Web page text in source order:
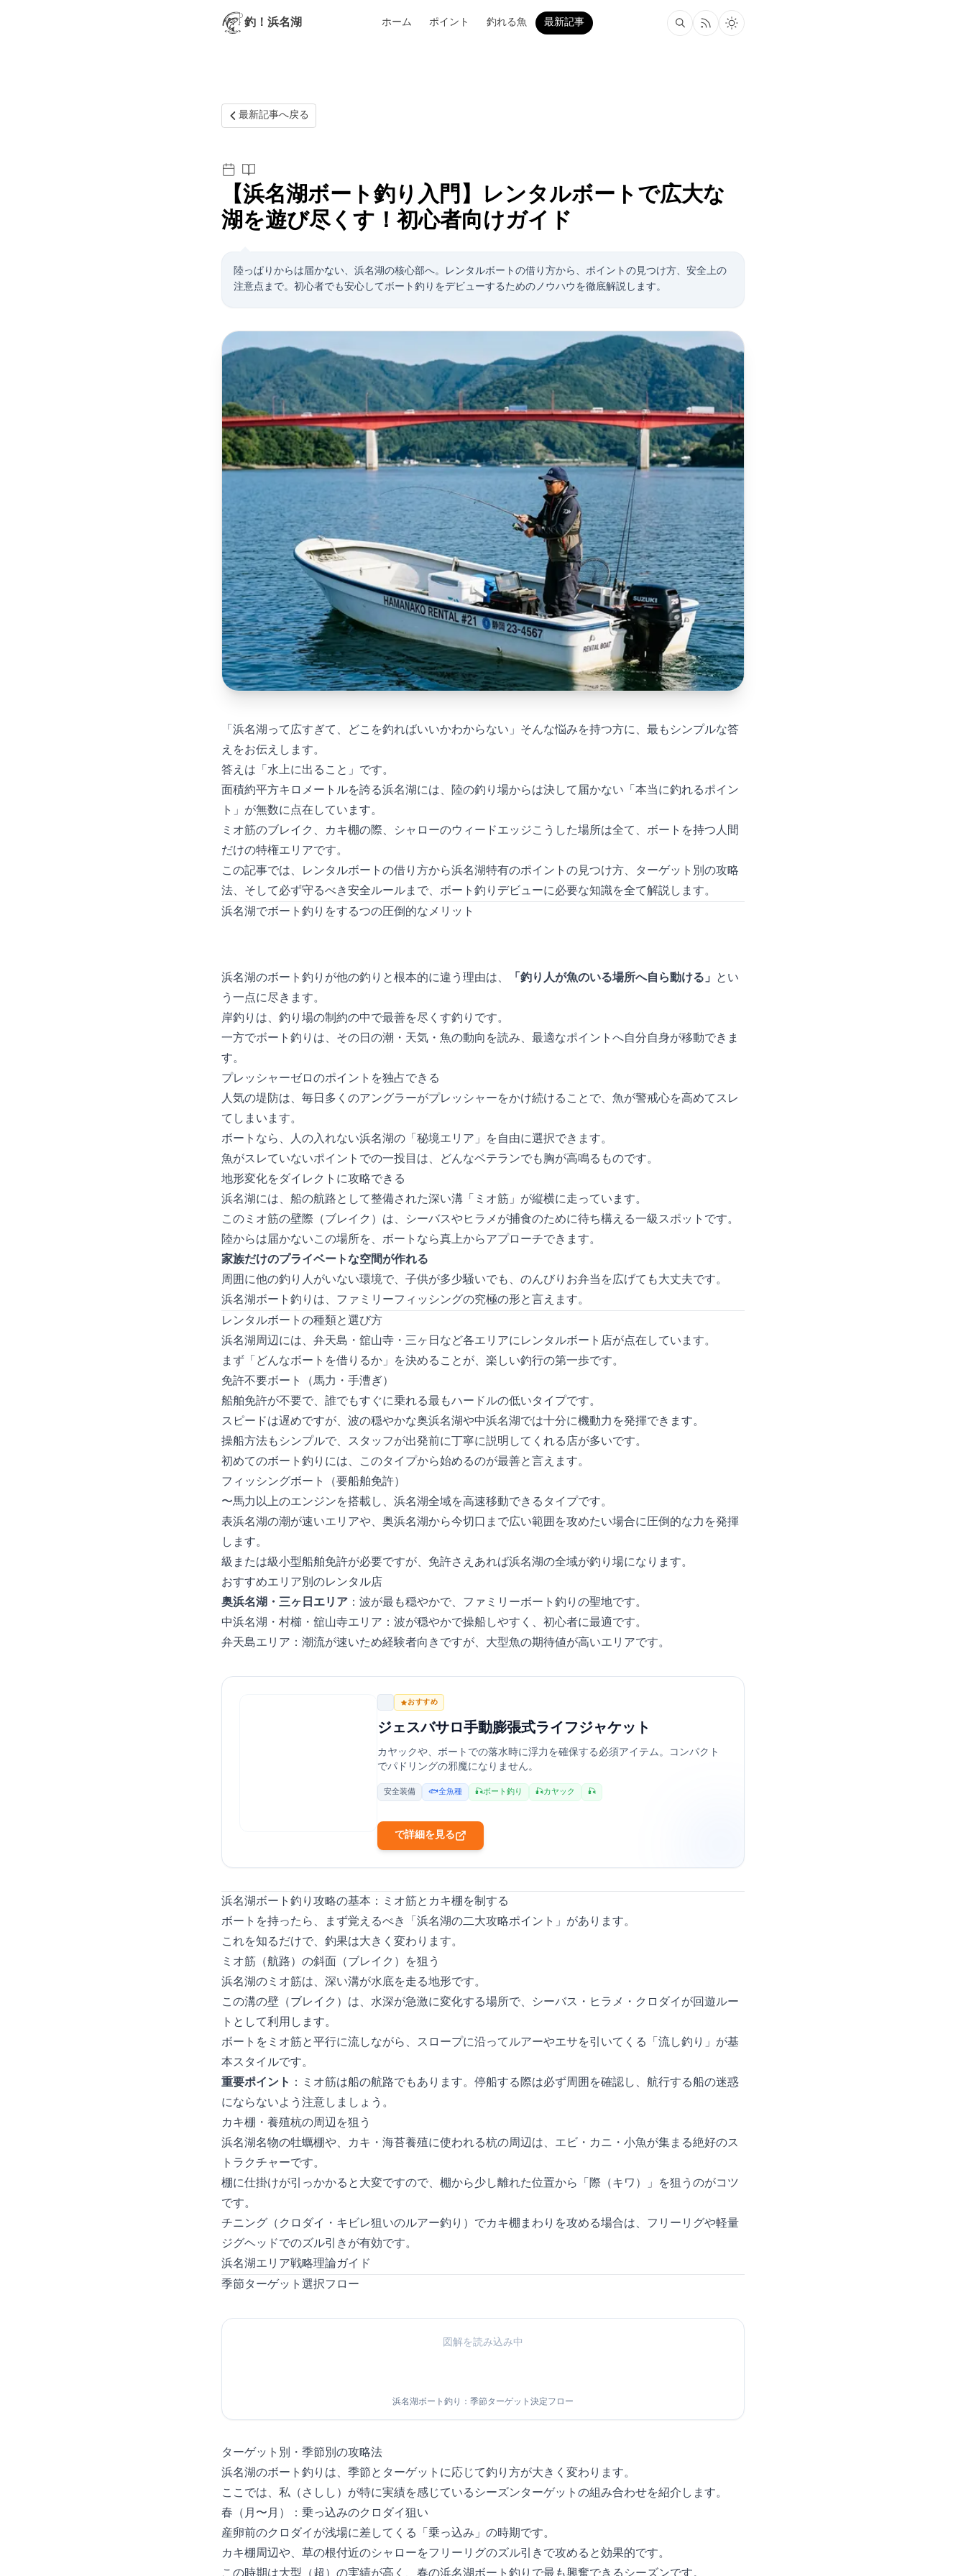
釣！浜名湖 ホーム ポイント 釣れる魚 最新記事
最新記事へ戻る
【浜名湖ボート釣り入門】レンタルボートで広大な
湖を遊び尽くす！初心者向けガイド
陸っぱりからは届かない、浜名湖の核心部へ。レンタルボートの借り方から、ポイントの見つけ方、安全上の
注意点まで。初心者でも安心してボート釣りをデビューするためのノウハウを徹底解説します。
「浜名湖って広すぎて、どこを釣ればいいかわからない」——そんな悩みを持つ方に、最もシンプルな答
えをお伝えします。
答えは「水上に出ること」です。
面積約65平方キロメートルを誇る浜名湖には、陸の釣り場からは決して届かない「本当に釣れるポイン
ト」が無数に点在しています。
ミオ筋のブレイク、カキ棚の際、シャローのウィードエッジ——こうした場所は全て、ボートを持つ人間
だけの特権エリアです。
この記事では、レンタルボートの借り方から浜名湖特有のポイントの見つけ方、ターゲット別の攻略
法、そして必ず守るべき安全ルールまで、ボート釣りデビューに必要な知識を全て解説します。
浜名湖でボート釣りをする3つの圧倒的なメリット
浜名湖のボート釣りが他の釣りと根本的に違う理由は、 「釣り人が魚のいる場所へ自ら動ける」
とい
う一点に尽きます。
岸釣りは、釣り場の制約の中で最善を尽くす釣りです。
一方でボート釣りは、その日の潮・天気・魚の動向を読み、最適なポイントへ自分自身が移動できま
す。
プレッシャーゼロのポイントを独占できる
人気の堤防は、毎日多くのアングラーがプレッシャーをかけ続けることで、魚が警戒心を高めてスレ
てしまいます。
ボートなら、人の入れない浜名湖の「秘境エリア」を自由に選択できます。
魚がスレていないポイントでの一投目は、どんなベテランでも胸が高鳴るものです。
地形変化をダイレクトに攻略できる
浜名湖には、船の航路として整備された深い溝「ミオ筋」が縦横に走っています。
このミオ筋の壁際（ブレイク）は、シーバスやヒラメが捕食のために待ち構える一級スポットです。
陸からは届かないこの場所を、ボートなら真上からアプローチできます。
家族だけのプライベートな空間が作れる
周囲に他の釣り人がいない環境で、子供が多少騒いでも、のんびりお弁当を広げても大丈夫です。
浜名湖ボート釣りは、ファミリーフィッシングの究極の形と言えます。
レンタルボートの種類と選び方
浜名湖周辺には、弁天島・舘山寺・三ヶ日など各エリアにレンタルボート店が点在しています。
まず「どんなボートを借りるか」を決めることが、楽しい釣行の第一歩です。
免許不要ボート（2馬力・手漕ぎ）
船舶免許が不要で、誰でもすぐに乗れる最もハードルの低いタイプです。
スピードは遅めですが、波の穏やかな奥浜名湖や中浜名湖では十分に機動力を発揮できます。
操船方法もシンプルで、スタッフが出発前に丁寧に説明してくれる店が多いです。
初めてのボート釣りには、このタイプから始めるのが最善と言えます。
フィッシングボート（要船舶免許）
20〜30馬力以上のエンジンを搭載し、浜名湖全域を高速移動できるタイプです。
表浜名湖の潮が速いエリアや、奥浜名湖から今切口まで広い範囲を攻めたい場合に圧倒的な力を発揮
します。
1級または2級小型船舶免許が必要ですが、免許さえあれば浜名湖の全域が釣り場になります。
おすすめエリア別のレンタル店
奥浜名湖・三ヶ日エリア ：波が最も穏やかで、ファミリーボート釣りの聖地です。
中浜名湖・村櫛・舘山寺エリア：波が穏やかで操船しやすく、初心者に最適です。
弁天島エリア：潮流が速いため経験者向きですが、大型魚の期待値が高いエリアです。
おすすめ
JES-BASARO (ジェスバサロ) 手動膨張式 ライフジャケット
カヤックやSUP、ボートでの落水時に浮力を確保する必須アイテム。コンパクト
でパドリングの邪魔になりません。
安全装備 🐟 全魚種 🎣 ボート釣り 🎣 カヤック 🎣 SUP
Amazonで詳細を見る
浜名湖ボート釣り攻略の基本：ミオ筋とカキ棚を制する
ボートを持ったら、まず覚えるべき「浜名湖の二大攻略ポイント」があります。
これを知るだけで、釣果は大きく変わります。
ミオ筋（航路）の斜面（ブレイク）を狙う
浜名湖のミオ筋は、深い溝が水底を走る地形です。
この溝の壁（ブレイク）は、水深が急激に変化する場所で、シーバス・ヒラメ・クロダイが回遊ルー
トとして利用します。
ボートをミオ筋と平行に流しながら、スロープに沿ってルアーやエサを引いてくる「流し釣り」が基
本スタイルです。
重要ポイント ：ミオ筋は船の航路でもあります。停船する際は必ず周囲を確認し、航行する船の迷惑
にならないよう注意しましょう。
カキ棚・養殖杭の周辺を狙う
浜名湖名物の牡蠣棚や、カキ・海苔養殖に使われる杭の周辺は、エビ・カニ・小魚が集まる絶好のス
トラクチャーです。
棚に仕掛けが引っかかると大変ですので、棚から少し離れた位置から「際（キワ）」を狙うのがコツ
です。
チニング（クロダイ・キビレ狙いのルアー釣り）でカキ棚まわりを攻める場合は、フリーリグや軽量
ジグヘッドでのズル引きが有効です。
浜名湖エリア戦略理論ガイド
季節×ターゲット選択フロー
図解を読み込み中...
浜名湖ボート釣り：季節×ターゲット決定フロー
ターゲット別・季節別の攻略法
浜名湖のボート釣りは、季節とターゲットに応じて釣り方が大きく変わります。
ここでは、私（さしし）が特に実績を感じているシーズン×ターゲットの組み合わせを紹介します。
春（3月〜5月）：乗っ込みのクロダイ狙い
産卵前のクロダイが浅場に差してくる「乗っ込み」の時期です。
カキ棚周辺や、草の根付近のシャローをフリーリグのズル引きで攻めると効果的です。
この時期は大型（50cm超）の実績が高く、春の浜名湖ボート釣りで最も興奮できるシーズンです。